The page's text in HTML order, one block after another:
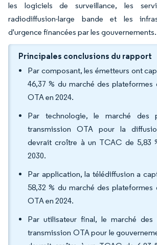
les logiciels de surveillance, les
radiodiffusion-large bande et les
d'urgence financées par les gouvernements.
Principales conclusions du rapport
Par composant, les émetteurs ont
46,37 % du marché des plateformes
OTA en 2024.
Par technologie, le marché des
transmission OTA pour la
devrait croître à un TCAC de 5,83
2030.
Par application, la télédiffusion a
58,32 % du marché des plateformes
OTA en 2024.
Par utilisateur final, le marché des
transmission OTA pour le